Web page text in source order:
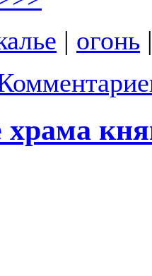
| огонь
храма